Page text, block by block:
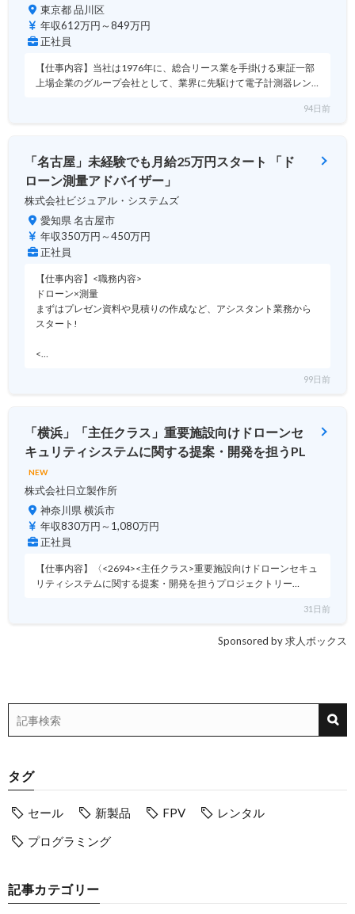
東京都 品川区
年収612万円～849万円
正社員
【仕事内容】当社は1976年に、総合リース業を手掛ける東証一部
上場企業のグループ会社として、業界に先駆けて電子計測器レン…
94日前
「名古屋」未経験でも月給25万円スタート 「ド
ローン測量アドバイザー」
株式会社ビジュアル・システムズ
愛知県 名古屋市
年収350万円～450万円
正社員
【仕事内容】<職務内容>
ドローン×測量
まずはプレゼン資料や見積りの作成など、アシスタント業務から
スタート!
<…
99日前
「横浜」「主任クラス」重要施設向けドローンセ
キュリティシステムに関する提案・開発を担うPL
NEW
株式会社日立製作所
神奈川県 横浜市
年収830万円～1,080万円
正社員
【仕事内容】〈<2694><主任クラス>重要施設向けドローンセキュ
リティシステムに関する提案・開発を担うプロジェクトリー…
31日前
Sponsored by 求人ボックス
タグ
セール 新製品 FPV
レンタル
プログラミング
記事カテゴリー